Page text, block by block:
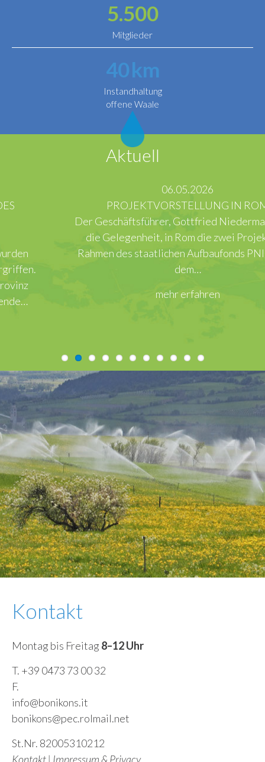
5.500
Mitglieder
40km
Instandhaltung
offene Waale
Aktuell
PROJEKTVORSTELLUNG IN ROM
Der Geschäftsführer, Gottfried Niedermair, hatte
die Gelegenheit, in Rom die zwei Projekte im
Rahmen des staatlichen Aufbaufonds PNIISSI vor
mehr erfahren
Kontakt
Montag bis Freitag 8–12 Uhr
T. +39 0473 73 00 32
F.
info@bonikons.it
bonikons@pec.rolmail.net
St.Nr. 82005310212
Kontakt| Impressum & Privacy